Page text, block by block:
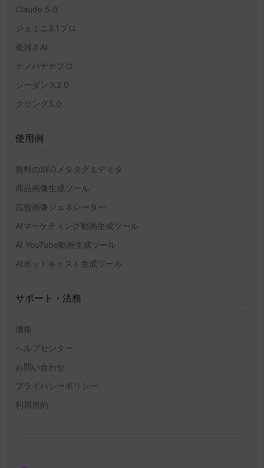
Claude 5.0
ジェミニ3.1プロ
複雑さAI
ナノバナナプロ
シーダンス2.0
クリング3.0
使用例
無料のSEOメタタグエディタ
商品画像生成ツール
広告画像ジェネレーター
AIマーケティング動画生成ツール
AI YouTube動画生成ツール
AIポッドキャスト生成ツール
サポート・法務
価格
ヘルプセンター
お問い合わせ
プライバシーポリシー
利用規約